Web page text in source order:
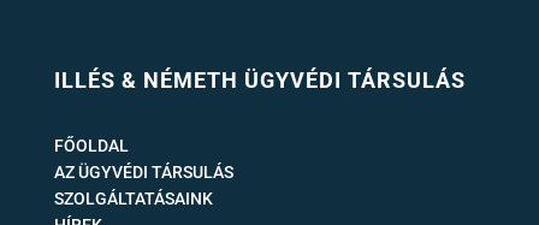
ILLÉS & NÉMETH ÜGYVÉDI TÁRSULÁS
FŐOLDAL
AZ ÜGYVÉDI TÁRSULÁS
SZOLGÁLTATÁSAINK